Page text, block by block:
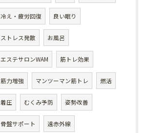
冷え・疲労回復 良い眠り
ストレス発散 お風呂
エステサロンWAM 筋トレ効果
筋力増強 マンツーマン筋トレ 燃活
着圧 むくみ予防 姿勢改善
骨盤サポート 遠赤外線